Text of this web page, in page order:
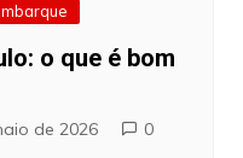
o que é bom
de 2026 0